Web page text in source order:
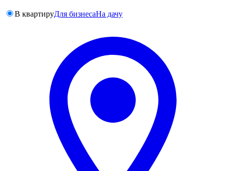
В квартируДля бизнесаНа дачу